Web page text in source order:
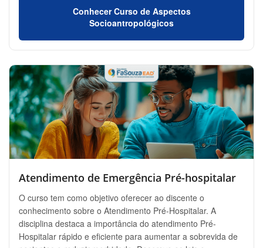
Conhecer Curso de Aspectos
Socioantropológicos
Atendimento de Emergência Pré-hospitalar
O curso tem como objetivo oferecer ao discente o
conhecimento sobre o Atendimento Pré-Hospitalar. A
disciplina destaca a importância do atendimento Pré-
Hospitalar rápido e eficiente para aumentar a sobrevida de